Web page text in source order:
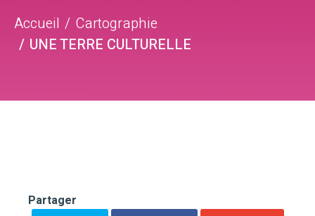
Accueil
Cartographie
UNE TERRE CULTURELLE
Partager